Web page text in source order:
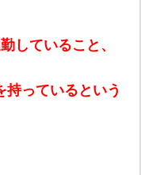
していること、
っているという